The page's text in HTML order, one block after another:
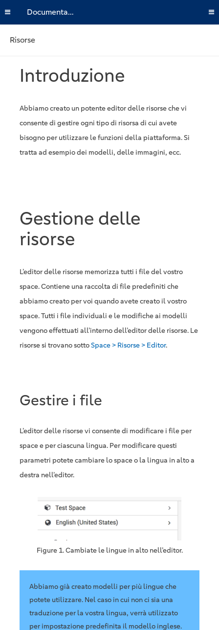
Documentazione
Risorse
Introduzione
Abbiamo creato un potente editor delle risorse che vi
consente di gestire ogni tipo di risorsa di cui avete
bisogno per utilizzare le funzioni della piattaforma. Si
tratta ad esempio dei modelli, delle immagini, ecc.
Gestione delle
risorse
L’editor delle risorse memorizza tutti i file del vostro
space. Contiene una raccolta di file predefiniti che
abbiamo creato per voi quando avete creato il vostro
space. Tutti i file individuali e le modifiche ai modelli
vengono effettuati all’interno dell’editor delle risorse. Le
risorse si trovano sottoSpace > Risorse > Editor.
Gestire i file
L’editor delle risorse vi consente di modificare i file per
space e per ciascuna lingua. Per modificare questi
parametri potete cambiare lo space o la lingua in alto a
destra nell’editor.
Figure 1. Cambiate le lingue in alto nell’editor.
Abbiamo già creato modelli per più lingue che
potete utilizzare. Nel caso in cui non ci sia una
traduzione per la vostra lingua, verrà utilizzato
per impostazione predefinita il modello inglese.